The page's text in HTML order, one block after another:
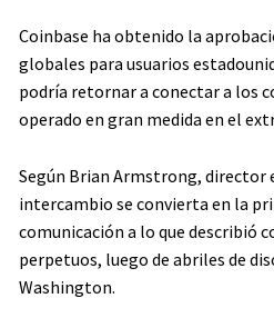
Coinbase ha obtenido la
globales para usuarios
podría retornar a conectar a los
operado en gran medida en el
Según Brian Armstrong, director
intercambio se convierta en la
comunicación a lo que describió
perpetuos, luego de abriles de
Washington.